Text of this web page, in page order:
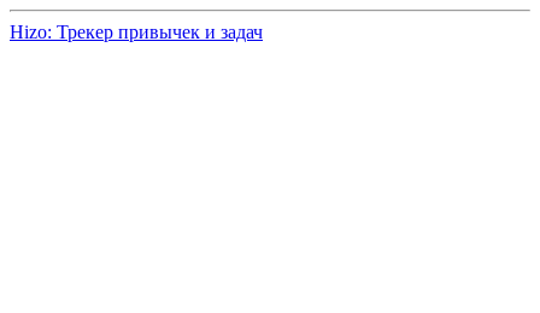
Hizo: Трекер привычек и задач